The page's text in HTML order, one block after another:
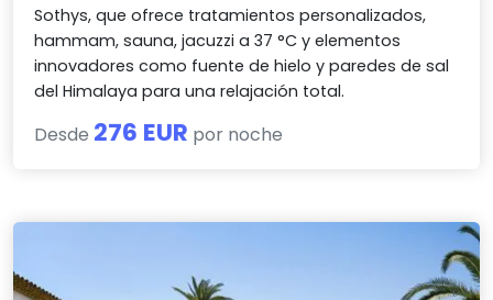
Sothys, que ofrece tratamientos personalizados,
hammam, sauna, jacuzzi a 37 °C y elementos
innovadores como fuente de hielo y paredes de sal
del Himalaya para una relajación total.
Desde 276 EUR por noche